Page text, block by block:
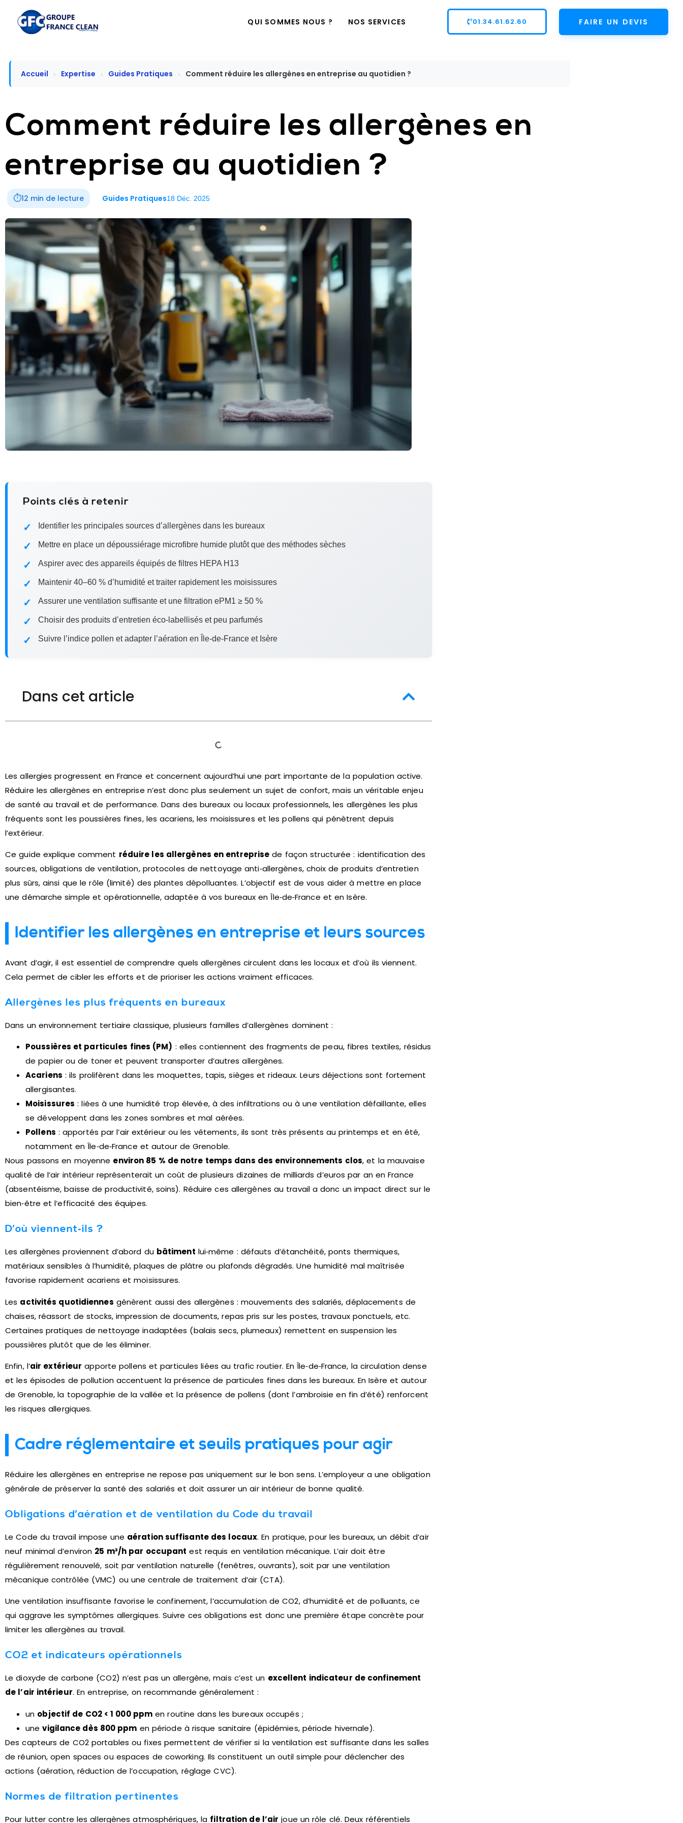
QUI SOMMES NOUS ? NOS SERVICES 01.34.61.62.60 FAIRE UN DEVIS
Accueil › Expertise › Guides Pratiques › Comment réduire les allergènes en entreprise au quotidien ?
Comment réduire les allergènes en
entreprise au quotidien ?
⏱️12 min de lecture Guides Pratiques18 Déc. 2025
Points clés à retenir
Identifier les principales sources d’allergènes dans les bureaux
Mettre en place un dépoussiérage microfibre humide plutôt que des méthodes sèches
Aspirer avec des appareils équipés de filtres HEPA H13
Maintenir 40–60 % d’humidité et traiter rapidement les moisissures
Assurer une ventilation suffisante et une filtration ePM1 ≥ 50 %
Choisir des produits d’entretien éco‑labellisés et peu parfumés
Suivre l’indice pollen et adapter l’aération en Île‑de‑France et Isère
Dans cet article
Les allergies progressent en France et concernent aujourd’hui une part importante de la population active.
Réduire les allergènes en entreprise n’est donc plus seulement un sujet de confort, mais un véritable enjeu
de santé au travail et de performance. Dans des bureaux ou locaux professionnels, les allergènes les plus
fréquents sont les poussières fines, les acariens, les moisissures et les pollens qui pénètrent depuis
l’extérieur.
Ce guide explique comment réduire les allergènes en entreprise de façon structurée : identification des
sources, obligations de ventilation, protocoles de nettoyage anti‑allergènes, choix de produits d’entretien
plus sûrs, ainsi que le rôle (limité) des plantes dépolluantes. L’objectif est de vous aider à mettre en place
une démarche simple et opérationnelle, adaptée à vos bureaux en Île‑de‑France et en Isère.
Identifier les allergènes en entreprise et leurs sources
Avant d’agir, il est essentiel de comprendre quels allergènes circulent dans les locaux et d’où ils viennent.
Cela permet de cibler les efforts et de prioriser les actions vraiment efficaces.
Allergènes les plus fréquents en bureaux
Dans un environnement tertiaire classique, plusieurs familles d’allergènes dominent :
Poussières et particules fines (PM) : elles contiennent des fragments de peau, fibres textiles, résidus
de papier ou de toner et peuvent transporter d’autres allergènes.
Acariens : ils prolifèrent dans les moquettes, tapis, sièges et rideaux. Leurs déjections sont fortement
allergisantes.
Moisissures : liées à une humidité trop élevée, à des infiltrations ou à une ventilation défaillante, elles
se développent dans les zones sombres et mal aérées.
Pollens : apportés par l’air extérieur ou les vêtements, ils sont très présents au printemps et en été,
notamment en Île‑de‑France et autour de Grenoble.
Nous passons en moyenne environ 85 % de notre temps dans des environnements clos, et la mauvaise
qualité de l’air intérieur représenterait un coût de plusieurs dizaines de milliards d’euros par an en France
(absentéisme, baisse de productivité, soins). Réduire ces allergènes au travail a donc un impact direct sur le
bien‑être et l’efficacité des équipes.
D’où viennent‑ils ?
Les allergènes proviennent d’abord du bâtiment lui‑même : défauts d’étanchéité, ponts thermiques,
matériaux sensibles à l’humidité, plaques de plâtre ou plafonds dégradés. Une humidité mal maîtrisée
favorise rapidement acariens et moisissures.
Les activités quotidiennes génèrent aussi des allergènes : mouvements des salariés, déplacements de
chaises, réassort de stocks, impression de documents, repas pris sur les postes, travaux ponctuels, etc.
Certaines pratiques de nettoyage inadaptées (balais secs, plumeaux) remettent en suspension les
poussières plutôt que de les éliminer.
Enfin, l’air extérieur apporte pollens et particules liées au trafic routier. En Île‑de‑France, la circulation dense
et les épisodes de pollution accentuent la présence de particules fines dans les bureaux. En Isère et autour
de Grenoble, la topographie de la vallée et la présence de pollens (dont l’ambroisie en fin d’été) renforcent
les risques allergiques.
Cadre réglementaire et seuils pratiques pour agir
Réduire les allergènes en entreprise ne repose pas uniquement sur le bon sens. L’employeur a une obligation
générale de préserver la santé des salariés et doit assurer un air intérieur de bonne qualité.
Obligations d’aération et de ventilation du Code du travail
Le Code du travail impose une aération suffisante des locaux. En pratique, pour les bureaux, un débit d’air
neuf minimal d’environ 25 m³/h par occupant est requis en ventilation mécanique. L’air doit être
régulièrement renouvelé, soit par ventilation naturelle (fenêtres, ouvrants), soit par une ventilation
mécanique contrôlée (VMC) ou une centrale de traitement d’air (CTA).
Une ventilation insuffisante favorise le confinement, l’accumulation de CO2, d’humidité et de polluants, ce
qui aggrave les symptômes allergiques. Suivre ces obligations est donc une première étape concrète pour
limiter les allergènes au travail.
CO2 et indicateurs opérationnels
Le dioxyde de carbone (CO2) n’est pas un allergène, mais c’est un excellent indicateur de confinement
de l’air intérieur. En entreprise, on recommande généralement :
un objectif de CO2 < 1 000 ppm en routine dans les bureaux occupés ;
unevigilance dès 800 ppm en période à risque sanitaire (épidémies, période hivernale).
Des capteurs de CO2 portables ou fixes permettent de vérifier si la ventilation est suffisante dans les salles
de réunion, open spaces ou espaces de coworking. Ils constituent un outil simple pour déclencher des
actions (aération, réduction de l’occupation, réglage CVC).
Normes de filtration pertinentes
Pour lutter contre les allergènes atmosphériques, la filtration de l’air joue un rôle clé. Deux référentiels